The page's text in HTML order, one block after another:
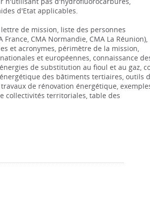
d'Etat applicables.
de mission, liste des personnes
France, CMA Normandie, CMA La Réunion),
et acronymes, périmètre de la mission,
et européennes, connaissance
de substitution au fioul et au gaz,
des bâtiments tertiaires, outils
de rénovation énergétique,
collectivités territoriales, table des